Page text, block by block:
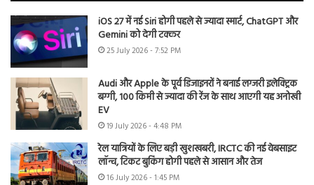
iOS 27 में नई Siri होगी पहले से ज्यादा स्मार्ट, ChatGPT और
Gemini को देगी टक्कर
25 July 2026 - 7:52 PM
Audi और Apple के पूर्व डिजाइनरों ने बनाई लग्जरी इलेक्ट्रिक
बग्गी, 100 किमी से ज्यादा की रेंज के साथ आएगी यह अनोखी
EV
19 July 2026 - 4:48 PM
रेल यात्रियों के लिए बड़ी खुशखबरी, IRCTC की नई वेबसाइट
लॉन्च, टिकट बुकिंग होगी पहले से आसान और तेज
16 July 2026 - 1:45 PM